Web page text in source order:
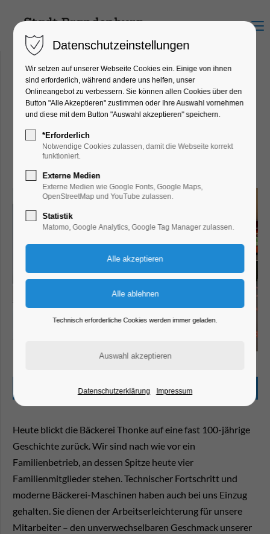
Menu
Bäcker Thonke - Rosa-
Luxemburg-Allee
Rosa-Luxemburg-Allee 4a, 14776
Brandenburg an der Havel
Beschreibung
Heute blickt die Bäckerei Thonke auf eine fast 100-jährige
Geschichte zurück. Wir sind nach wie vor ein
Familienbetrieb, an dessen Spitze heute vier
Familienmitglieder stehen. Technischer Fortschritt und
moderne Bäckerei-Maschinen haben auch bei uns Einzug
gehalten. Sie dienen der Arbeitserleichterung für unsere
Mitarbeiter – den unverwechselbaren Geschmack unserer
Datenschutzeinstellungen
Wir setzen auf unserer Webseite Cookies ein. Einige von ihnen
sind erforderlich, während andere uns helfen, unser
Onlineangebot zu verbessern. Sie können allen Cookies über den
Button "Alle Akzeptieren" zustimmen oder Ihre Auswahl vornehmen
und diese mit dem Button "Auswahl akzeptieren" speichern.
*Erforderlich
Notwendige Cookies zulassen, damit die Webseite korrekt
funktioniert.
Externe Medien
Externe Medien wie Google Fonts, Google Maps,
OpenStreetMap und YouTube zulassen.
Statistik
Matomo, Google Analytics, Google Tag Manager zulassen.
Technisch erforderliche Cookies werden immer geladen.
Datenschutzerklärung Impressum